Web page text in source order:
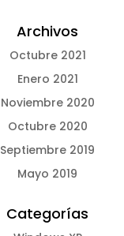
Archivos
Octubre 2021
Enero 2021
Noviembre 2020
Octubre 2020
Septiembre 2019
Mayo 2019
Categorías